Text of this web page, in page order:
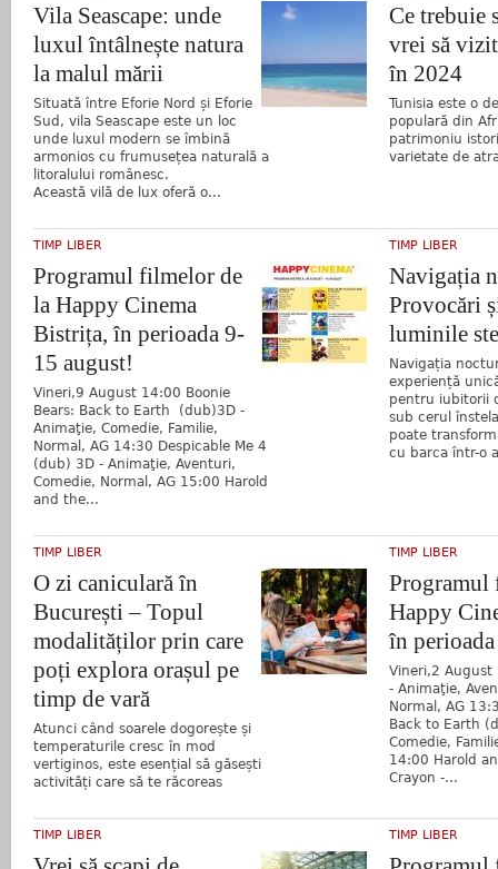
Vila Seascape: unde
luxul întâlnește natura
la malul mării
Situată între Eforie Nord și Eforie
Sud, vila Seascape este un loc
unde luxul modern se îmbină
armonios cu frumusețea naturală a
litoralului românesc.
Această vilă de lux oferă o...
Ce trebuie
vrei să
în 2024
Tunisia este o
populară din
patrimoniu
varietate de
TIMP LIBER
Programul filmelor de
la Happy Cinema
Bistrița, în perioada 9-
15 august!
Vineri,9 August 14:00 Boonie
Bears: Back to Earth (dub)3D -
Animaţie, Comedie, Familie,
Normal, AG 14:30 Despicable Me 4
(dub) 3D - Animaţie, Aventuri,
Comedie, Normal, AG 15:00 Harold
and the...
TIMP LIBER
Navigația
Provocări
luminile
Navigația
experiență
pentru iubitorii
sub cerul
poate
cu barca într-o
TIMP LIBER
O zi caniculară în
București – Topul
modalităților prin care
poți explora orașul pe
timp de vară
Atunci când soarele dogorește și
temperaturile cresc în mod
vertiginos, este esențial să găsești
activități care să te răcoreas
TIMP LIBER
Happy
în
Vineri,2 August
- Animaţie,
Normal, AG
Back to Earth
Comedie,
14:00 Harold
Crayon -...
TIMP LIBER TIMP LIBER